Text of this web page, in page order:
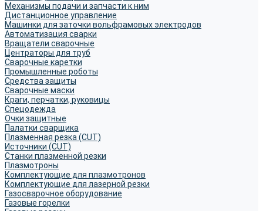
Механизмы подачи и запчасти к ним
Дистанционное управление
Машинки для заточки вольфрамовых электродов
Автоматизация сварки
Вращатели сварочные
Центраторы для труб
Сварочные каретки
Промышленные роботы
Средства защиты
Сварочные маски
Краги, перчатки, руковицы
Спецодежда
Очки защитные
Палатки сварщика
Плазменная резка (CUT)
Источники (CUT)
Станки плазменной резки
Плазмотроны
Комплектующие для плазмотронов
Комплектующие для лазерной резки
Газосварочное оборудование
Газовые горелки